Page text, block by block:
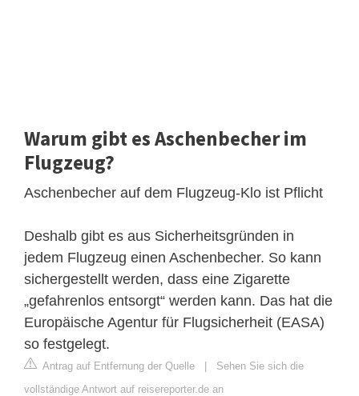
Warum gibt es Aschenbecher im
Flugzeug?
Aschenbecher auf dem Flugzeug-Klo ist Pflicht
Deshalb gibt es aus Sicherheitsgründen in
jedem Flugzeug einen Aschenbecher. So kann
sichergestellt werden, dass eine Zigarette
„gefahrenlos entsorgt“ werden kann. Das hat die
Europäische Agentur für Flugsicherheit (EASA)
so festgelegt.
Antrag auf Entfernung der Quelle | Sehen Sie sich die
vollständige Antwort auf reisereporter.de an